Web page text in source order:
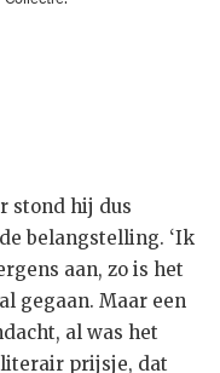
stond hij dus
belangstelling. ‘Ik
aan, zo is het
gegaan. Maar een
al was het
prijsje, dat